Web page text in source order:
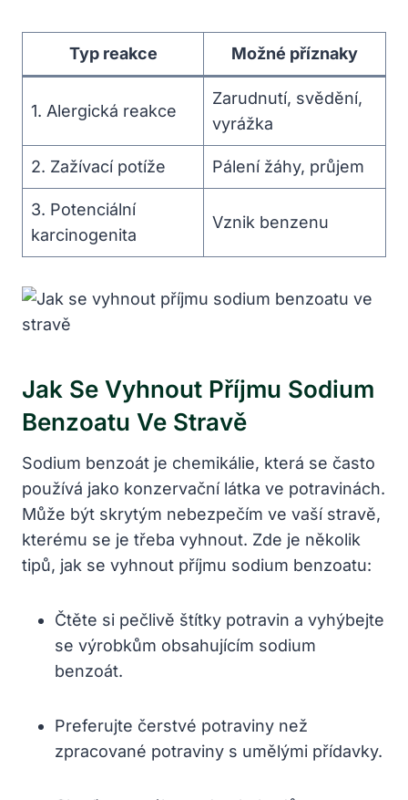
Typ reakce Možné příznaky
1. Alergická reakce
Zarudnutí, svědění,
vyrážka
2. Zažívací potíže Pálení žáhy, průjem
3. Potenciální
karcinogenita
Vznik benzenu
Jak Se Vyhnout Příjmu Sodium
Benzoatu Ve Stravě
Sodium benzoát je chemikálie, která se často
používá jako konzervační látka ve potravinách.
Může být skrytým nebezpečím ve vaší stravě,
kterému se je třeba vyhnout. Zde je několik
tipů, jak se vyhnout příjmu sodium benzoatu:
Čtěte si pečlivě štítky potravin a vyhýbejte
se výrobkům obsahujícím sodium
benzoát.
Preferujte čerstvé potraviny než
zpracované potraviny s umělými přídavky.